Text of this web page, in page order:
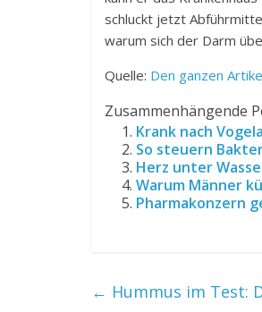
schluckt jetzt
warum sich der Darm
Quelle: Den ganzen
Zusammenhängende
Krank nach
So steuern
Herz unter
Warum Männer
Pharmakonzern
← Hummus im Test: